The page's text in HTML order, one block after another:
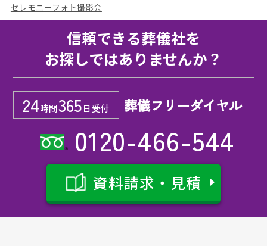
セレモニーフォト撮影会
信頼できる葬儀社を
お探しではありませんか？
24時間365日受付 葬儀フリーダイヤル
0120-466-544
資料請求・見積